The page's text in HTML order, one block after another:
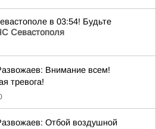
в 03:54! Будьте
Севастополя
Внимание всем!
тревога!
Отбой воздушной